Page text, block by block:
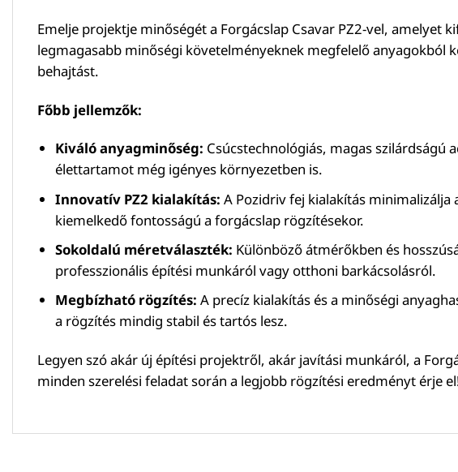
Emelje projektje minőségét a Forgácslap Csavar PZ2-vel, amelyet
legmagasabb minőségi követelményeknek megfelelő anyagokból
behajtást.
Főbb jellemzők:
Kiváló anyagminőség: Csúcstechnológiás, magas szilárdságú
élettartamot még igényes környezetben is.
Innovatív PZ2 kialakítás: A Pozidriv fej kialakítás minimalizálja
kiemelkedő fontosságú a forgácslap rögzítésekor.
Sokoldalú méretválaszték: Különböző átmérőkben és
professzionális építési munkáról vagy otthoni barkácsolásról.
Megbízható rögzítés: A precíz kialakítás és a minőségi
a rögzítés mindig stabil és tartós lesz.
Legyen szó akár új építési projektről, akár javítási munkáról, a
minden szerelési feladat során a legjobb rögzítési eredményt érje